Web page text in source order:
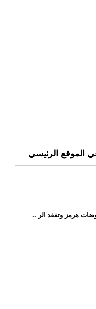
الموقع الرئيسي
هرمز وتفقد الر